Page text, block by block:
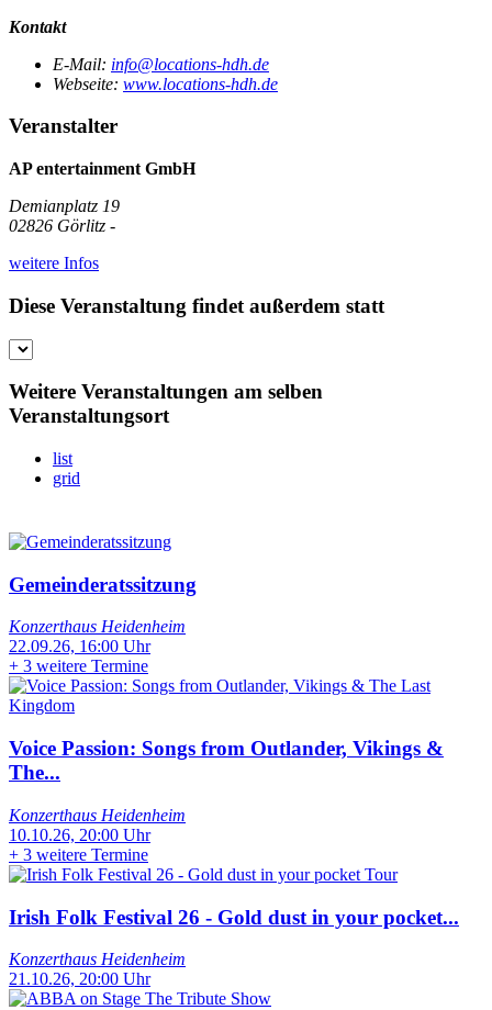
Kontakt
E-Mail: info@locations-hdh.de
Webseite: www.locations-hdh.de
Veranstalter
AP entertainment GmbH
Demianplatz 19
02826 Görlitz -
weitere Infos
Diese Veranstaltung findet außerdem statt
Weitere Veranstaltungen am selben
Veranstaltungsort
list
grid
Gemeinderatssitzung
Konzerthaus Heidenheim
22.09.26, 16:00 Uhr
+ 3 weitere Termine
Voice Passion: Songs from Outlander, Vikings &
The...
Konzerthaus Heidenheim
10.10.26, 20:00 Uhr
+ 3 weitere Termine
Irish Folk Festival 26 - Gold dust in your pocket...
Konzerthaus Heidenheim
21.10.26, 20:00 Uhr